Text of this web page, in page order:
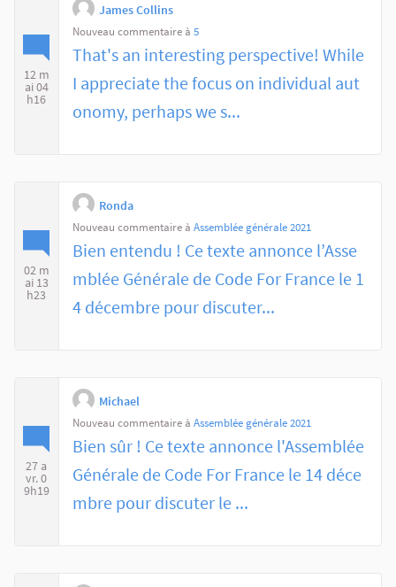
12 m
ai 04
h16
James Collins
Nouveau commentaire à 5
That's an interesting perspective! While
I appreciate the focus on individual aut
onomy, perhaps we s...
02 m
ai 13
h23
Ronda
Nouveau commentaire à Assemblée générale 2021
Bien entendu ! Ce texte annonce l’Asse
mblée Générale de Code For France le 1
4 décembre pour discuter...
27 a
vr. 0
9h19
Michael
Nouveau commentaire à Assemblée générale 2021
Bien sûr ! Ce texte annonce l'Assemblée
Générale de Code For France le 14 déce
mbre pour discuter le ...